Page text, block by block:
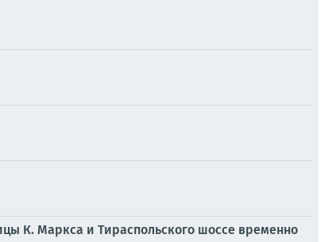
К. Маркса и Тираспольского шоссе временно